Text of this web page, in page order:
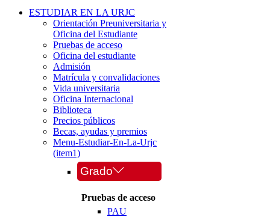
ESTUDIAR EN LA URJC
Orientación Preuniversitaria y
Oficina del Estudiante
Pruebas de acceso
Oficina del estudiante
Admisión
Matrícula y convalidaciones
Vida universitaria
Oficina Internacional
Biblioteca
Precios públicos
Becas, ayudas y premios
Menu-Estudiar-En-La-Urjc
(item1)
Grado
Pruebas de acceso
PAU